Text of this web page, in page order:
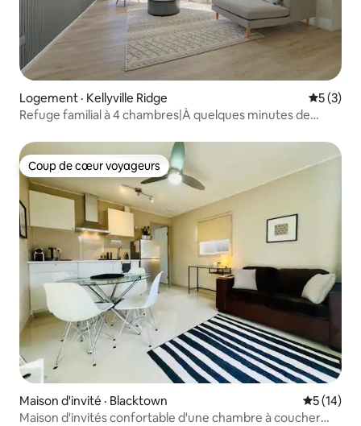
Logement · Kellyville Ridge Note
5 (3)
Refuge familial à 4 chambres|À quelques minutes de
Coup de cœur voyageurs
Coup de cœur voyageurs
Maison d'invité · Blacktown Note
5 (14)
Maison d'invités confortable d'une chambre à coucher